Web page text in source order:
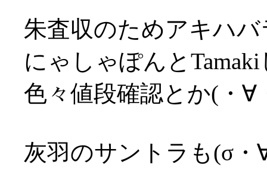
朱査収のためアキハバ
にゃしゃぽんと
色々値段確認とか(・∀
灰羽のサントラも(σ・